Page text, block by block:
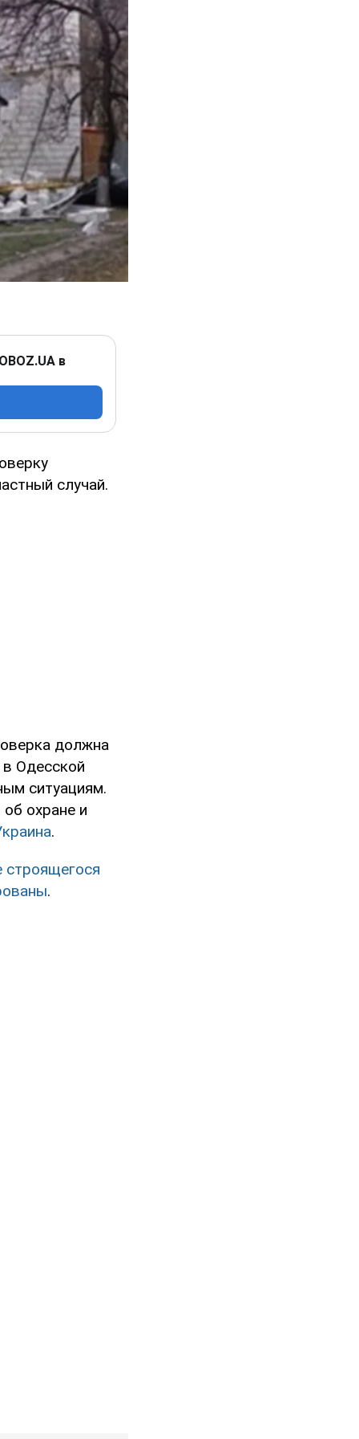
в
случай.
должна
в Одесской
ситуациям.
охране и
.
строящегося
.